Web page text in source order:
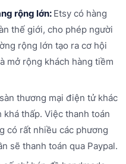
rộng lớn: Etsy có hàng
thế giới, cho phép người
rộng lớn tạo ra cơ hội
mở rộng khách hàng tiềm
thương mại điện tử khác
thấp. Việc thanh toán
có rất nhiều các phương
sẽ thanh toán qua Paypal.